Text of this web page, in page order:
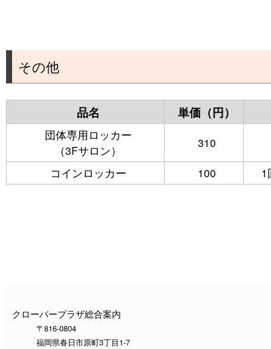
その他
品名 単価（円）
団体専用ロッカー
（3Fサロン）
310
コインロッカー
100 1
クローバープラザ総合案内
〒816-0804
福岡県春日市原町3丁目1-7